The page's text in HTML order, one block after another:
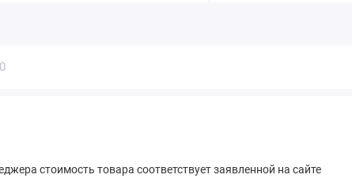
0
стоимость товара соответствует заявленной на сайте